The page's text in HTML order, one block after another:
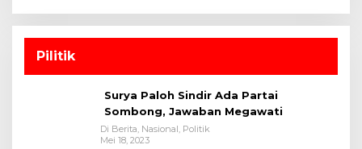
Pilitik
Surya Paloh Sindir Ada Partai
Sombong, Jawaban Megawati
Di Berita, Nasional, Politik
Mei 18, 2023